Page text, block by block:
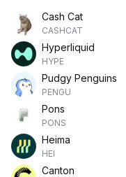
Cash Cat
CASHCAT
Hyperliquid
HYPE
Pudgy Penguins
PENGU
Pons
PONS
Heima
HEI
Canton